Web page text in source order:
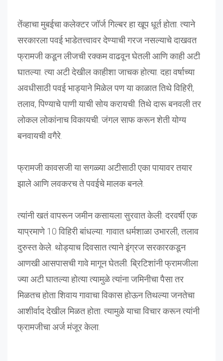
तेंव्हाचा मुबईचा कलेक्टर जॉर्ज गिल्बर हा खूप धूर्त होता. त्याने
सरकारला पवई भाडेतत्त्वावर देण्याची गरज नसल्याचे दाखवत
फ्रामजी कडून लीजची रक्कम वाढवून घेतली आणि काही अटी
घातल्या. त्या अटी देखील काहीशा जाचक होत्या. दहा वर्षाच्या
अवधीसाठी पवई भाड्याने मिळेल पण या काळात तिथे विहिरी,
तलाव, पिण्याचे पाणी याची सोय करायची. तिथे दारू बनवली तर
लोकल लोकांनाच विकायची. जंगल साफ करून शेती योग्य
बनवायची वगैरे.
फ्रामजी कावसजी या सगळ्या अटीसाठी एका पायावर तयार
झाले आणि लवकरच ते पवईचे मालक बनले.
त्यांनी खतं वापरून जमीन कसायला सुरवात केली. दरवर्षी एक
याप्रमाणे 10 विहिरी बांधल्या. गावात धर्मशाळा उभारली, तलाव
दुरुस्त केले. थोड्याच दिवसात त्याने इंग्रज सरकारकडून
आणखी आसपासची गावे मागून घेतली. ब्रिटिशांनी फ्रामजीला
ज्या अटी घातल्या होत्या त्यामुळे त्यांना जमिनीचा पैसा तर
मिळतच होता शिवाय गावाचा विकास होऊन तिथल्या जनतेचा
आशीर्वाद देखील मिळत होता. त्यामुळे याचा विचार करून त्यांनी
फ्रामजीचा अर्ज मंजूर केला.